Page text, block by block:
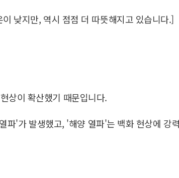
낮지만, 역시 점점 더 따뜻해지고 있습니다.]
상이 확산했기 때문입니다.
'가 발생했고, '해양 열파'는 백화 현상에 강